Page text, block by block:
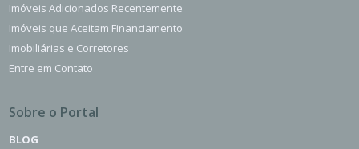
Imóveis Adicionados Recentemente
Imóveis que Aceitam Financiamento
Imobiliárias e Corretores
Entre em Contato
Sobre o Portal
BLOG